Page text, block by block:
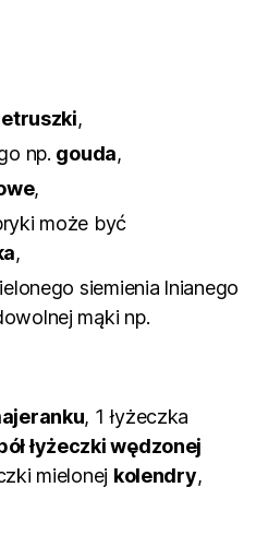
,
np. gouda,
,
może być
,
siemienia lnianego
mąki np.
, 1 łyżeczka
łyżeczki wędzonej
mielonej kolendry,